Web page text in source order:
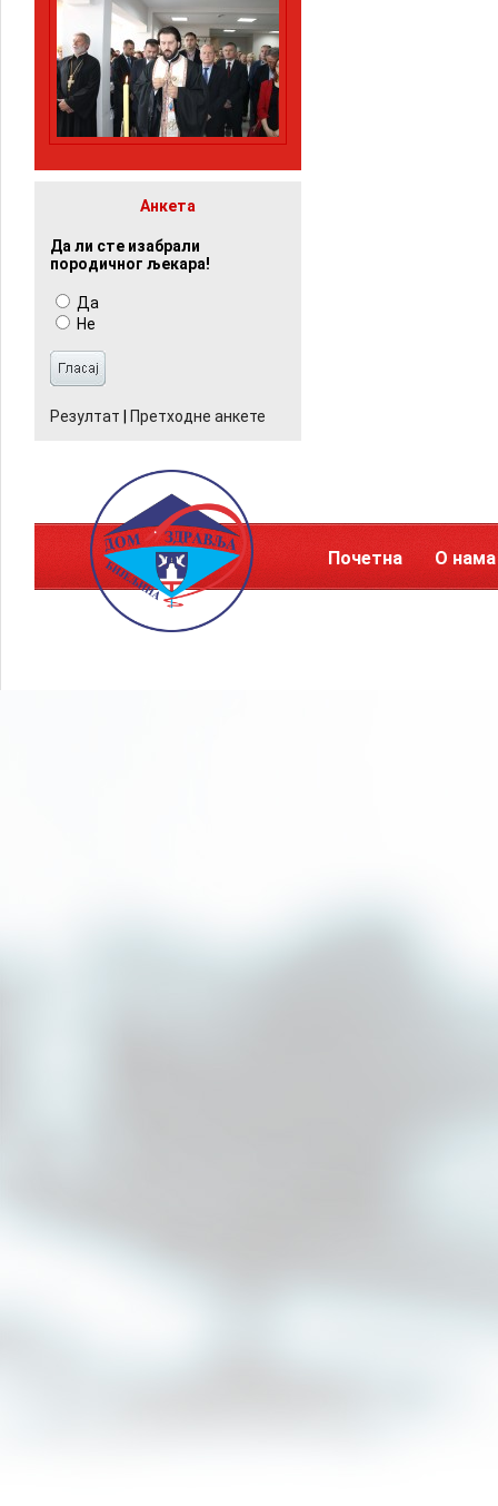
Анкета
Да ли сте изабрали
породичног љекара!
Да
Не
Резултат Претходне анкете
Почетна О нама